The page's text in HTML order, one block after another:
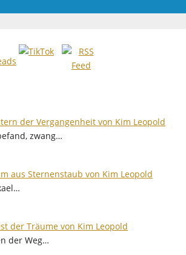
der Vergangenheit von Kim Leopold
zwang…
aus Sternenstaub von Kim Leopold
der Träume von Kim Leopold
der Weg…